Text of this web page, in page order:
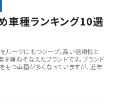
車種ランキング10選
ーツにもつジープ。高い信頼性と
兼ねそなえたブランドです。ブランド
もつ車種が多くなっていますが、近年